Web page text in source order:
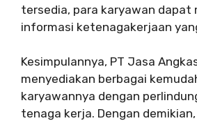
tersedia, para karyawan dapat
informasi ketenagakerjaan
Kesimpulannya, PT Jasa
menyediakan berbagai
karyawannya dengan
tenaga kerja. Dengan